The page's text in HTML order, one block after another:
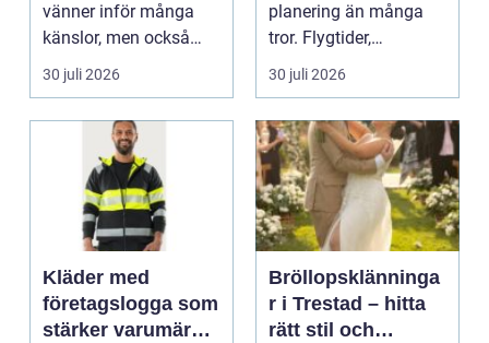
vänner inför många
känslor, men också
praktiska beslut. En b...
30 juli 2026
planering än många
tror. Flygtider,
packning, säker...
30 juli 2026
Kläder med
företagslogga som
stärker varumärket
Bröllopsklänninga
r i Trestad – hitta
rätt stil och